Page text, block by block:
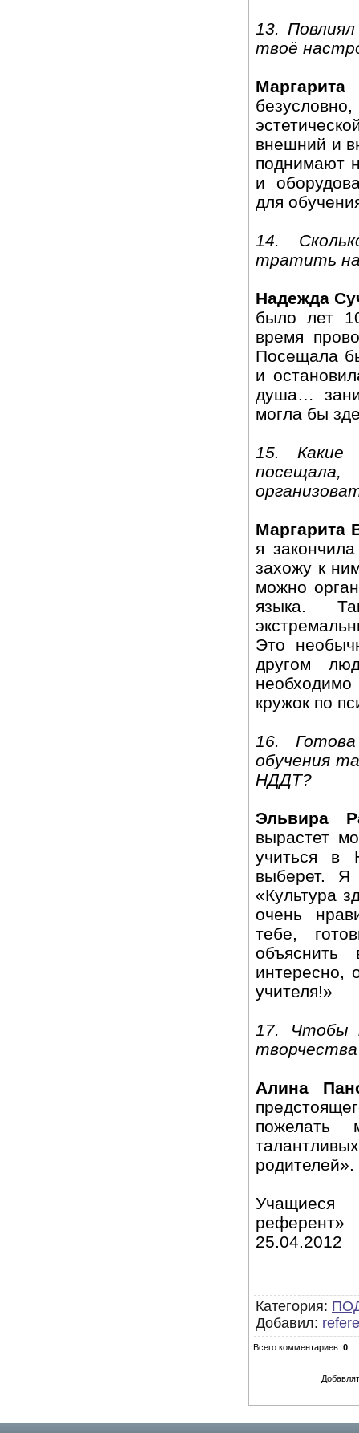
13.
твоё
внешний и
поднимают
и
для
14.
тратить на
Надежда
было лет
время
Посещала
и
душа…
могла бы
15. Какие
Маргарита
я
захожу к
можно
языка.
Это
другом
кружок по
16.
обучения
НДДТ?
Эльвира
вырастет
учиться в
выберет. Я
«Культура
очень
тебе,
объяснить
интересно,
учителя!»
17. Чтобы
Алина
пожелать
родителей».
Учащиеся
референт»
25.04.2012
Категория:
Добавил:
Всего комментариев: 0